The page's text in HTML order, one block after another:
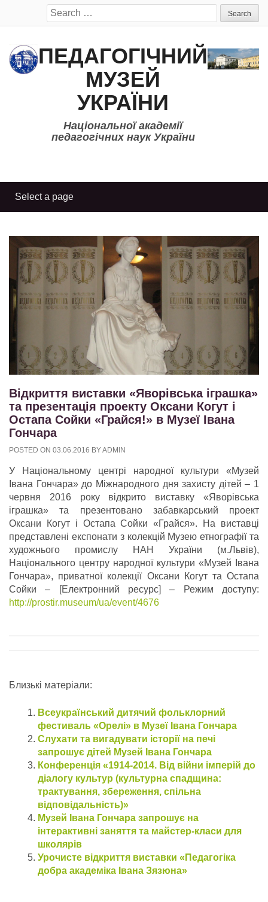
Search
for:
ПЕДАГОГІЧНИЙ
МУЗЕЙ
УКРАЇНИ
Національної академії
педагогічних наук України
Відкриття виставки «Яворівська іграшка»
та презентація проекту Оксани Когут і
Остапа Сойки «Грайся!» в Музеї Івана
Гончара
POSTED ON 03.06.2016 BYADMIN
У Національному центрі народної культури «Музей
Івана Гончара» до Міжнародного дня захисту дітей – 1
червня 2016 року відкрито виставку «Яворівська
іграшка» та презентовано забавкарський проект
Оксани Когут і Остапа Сойки «Грайся». На виставці
представлені експонати з колекцій Музею етнографії та
художнього промислу НАН України (м.Львів),
Національного центру народної культури «Музей Івана
Гончара», приватної колекції Оксани Когут та Остапа
Сойки – [Електронний ресурс] – Режим доступу:
http://prostir.museum/ua/event/4676
Близькі матеріали:
Всеукраїнський дитячий фольклорний
фестиваль «Орелі» в Музеї Івана Гончара
Слухати та вигадувати історії на печі
запрошує дітей Музей Івана Гончара
Конференція «1914-2014. Від війни імперій до
діалогу культур (культурна спадщина:
трактування, збереження, спільна
відповідальність)»
Музей Івана Гончара запрошує на
інтерактивні заняття та майстер-класи для
школярів
Урочисте відкриття виставки «Педагогіка
добра академіка Івана Зязюна»